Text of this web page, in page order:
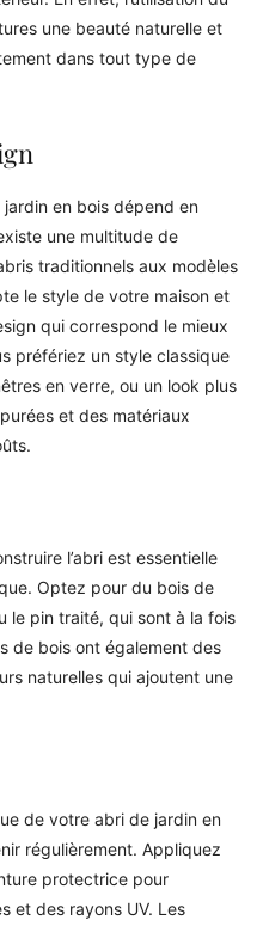
une beauté naturelle et
dans tout type de
jardin en bois dépend en
une multitude de
traditionnels aux modèles
le style de votre maison et
qui correspond le mieux
préfériez un style classique
en verre, ou un look plus
et des matériaux
l’abri est essentielle
Optez pour du bois de
le pin traité, qui sont à la fois
de bois ont également des
naturelles qui ajoutent une
de votre abri de jardin en
régulièrement. Appliquez
protectrice pour
et des rayons UV. Les